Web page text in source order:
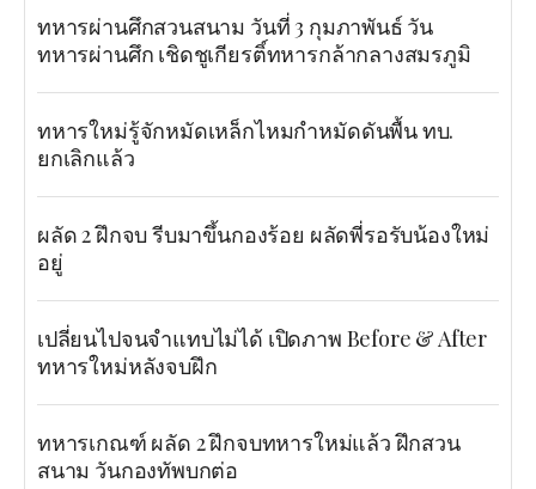
ทหารผ่านศึกสวนสนาม วันที่ 3 กุมภาพันธ์ วัน
ทหารผ่านศึก เชิดชูเกียรติ์ทหารกล้ากลางสมรภูมิ
ทหารใหม่รู้จักหมัดเหล็กไหมกำหมัดดันพื้น ทบ.
ยกเลิกแล้ว
ผลัด 2 ฝึกจบ รีบมาขึ้นกองร้อย ผลัดพี่รอรับน้องใหม่
อยู่
เปลี่ยนไปจนจำแทบไม่ได้ เปิดภาพ Before & After
ทหารใหม่หลังจบฝึก
ทหารเกณฑ์ ผลัด 2 ฝึกจบทหารใหม่แล้ว ฝึกสวน
สนาม วันกองทัพบกต่อ